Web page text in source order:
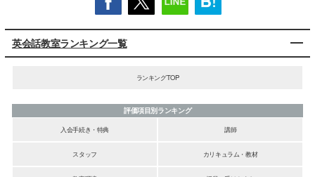
英会話教室ランキング一覧
ランキングTOP
評価項目別ランキング
入会手続き・特典
講師
スタッフ カリキュラム・教材